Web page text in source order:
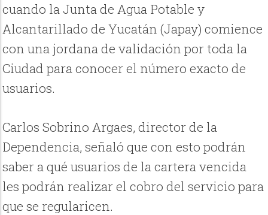
cuando la Junta de Agua Potable y
Alcantarillado de Yucatán (Japay) comience
con una jordana de validación por toda la
Ciudad para conocer el número exacto de
usuarios.
Carlos Sobrino Argaes, director de la
Dependencia, señaló que con esto podrán
saber a qué usuarios de la cartera vencida
les podrán realizar el cobro del servicio para
que se regularicen.